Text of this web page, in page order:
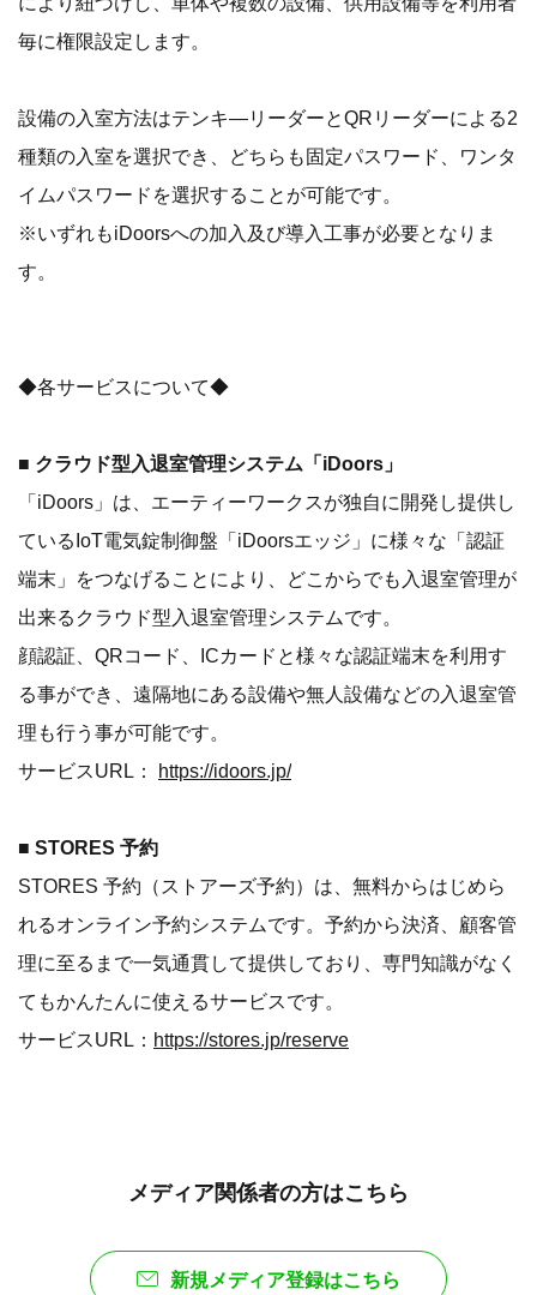
毎に権限設定します。
設備の入室方法はテンキ―リーダーとQRリーダーによる2
種類の入室を選択でき、どちらも固定パスワード、ワンタ
イムパスワードを選択することが可能です。
※いずれもiDoorsへの加入及び導入工事が必要となりま
す。
◆各サービスについて◆
■ クラウド型入退室管理システム「iDoors」
「iDoors」は、エーティーワークスが独自に開発し提供し
ているIoT電気錠制御盤「iDoorsエッジ」に様々な「認証
端末」をつなげることにより、どこからでも入退室管理が
出来るクラウド型入退室管理システムです。
顔認証、QRコード、ICカードと様々な認証端末を利用す
る事ができ、遠隔地にある設備や無人設備などの入退室管
理も行う事が可能です。
サービスURL： https://idoors.jp/
■ STORES 予約
STORES 予約（ストアーズ予約）は、無料からはじめら
れるオンライン予約システムです。予約から決済、顧客管
理に至るまで一気通貫して提供しており、専門知識がなく
てもかんたんに使えるサービスです。
サービスURL： https://stores.jp/reserve
メディア関係者の方はこちら
新規メディア登録はこちら